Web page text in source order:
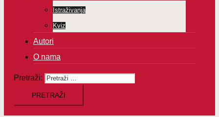
Istraživanja
Kviz
Autori
O nama
Pretraži: